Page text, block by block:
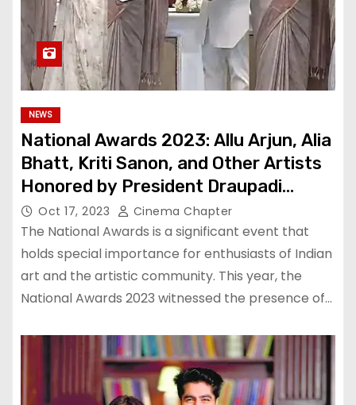
NEWS
National Awards 2023: Allu Arjun, Alia
Bhatt, Kriti Sanon, and Other Artists
Honored by President Draupadi
Murmu
Oct 17, 2023 Cinema Chapter
The National Awards is a significant event that
holds special importance for enthusiasts of Indian
art and the artistic community. This year, the
National Awards 2023 witnessed the presence of…